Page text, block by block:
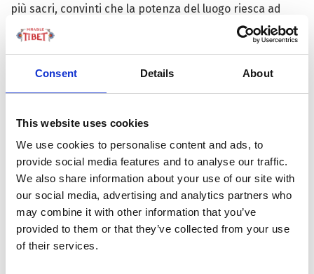
Consent Details About
This website uses cookies
We use cookies to personalise content and ads, to
provide social media features and to analyse our traffic.
We also share information about your use of our site with
our social media, advertising and analytics partners who
may combine it with other information that you’ve
provided to them or that they’ve collected from your use
of their services.
più sacri, convinti che la potenza del luogo riesca ad
aiutarli nelle pratiche meditative e nell’ottenimento di
poteri sciamanici, ed è grazie ai tenaci sforzi dei devoti
ripristinati. Giungono a questo sacro monte per il Kora
buddisti; questo è l’unico sito dove entrambi eseguono il
che quando uno dei Lama principali nella tradizione
buddista tibetana, il Karmapa, iniziò il pellegrinaggio in
senso orario – la direzione usuale dei buddisti – venne
bloccato da una tigre. La condivisione dei luoghi sacri da
parte di queste due ramificazioni del misticismo
tibetano deriva dalle radici comuni di molti rituali,